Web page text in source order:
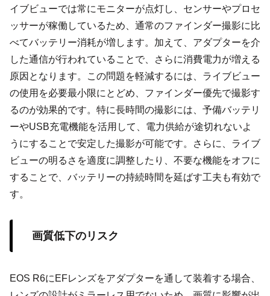
イブビューでは常にモニターが点灯し、センサーやプロセ
ッサーが稼働しているため、通常のファインダー撮影に比
べてバッテリー消耗が増します。加えて、アダプターを介
した通信が行われていることで、さらに消費電力が増える
原因となります。この問題を軽減するには、ライブビュー
の使用を必要最小限にとどめ、ファインダー優先で撮影す
るのが効果的です。特に長時間の撮影には、予備バッテリ
ーやUSB充電機能を活用して、電力供給が途切れないよ
うにすることで安定した撮影が可能です。さらに、ライブ
ビューの明るさを適度に調整したり、不要な機能をオフに
することで、バッテリーの持続時間を延ばす工夫も有効で
す。
画質低下のリスク
EOS R6にEFレンズをアダプターを通して装着する場合、